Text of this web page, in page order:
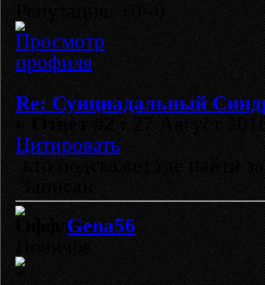
Репутация: +0/-0
Re: Суициадальный
«Ответ #2 :27 Август
Цитировать
кто подскажет где найти
Записан
Gena56
Новичок